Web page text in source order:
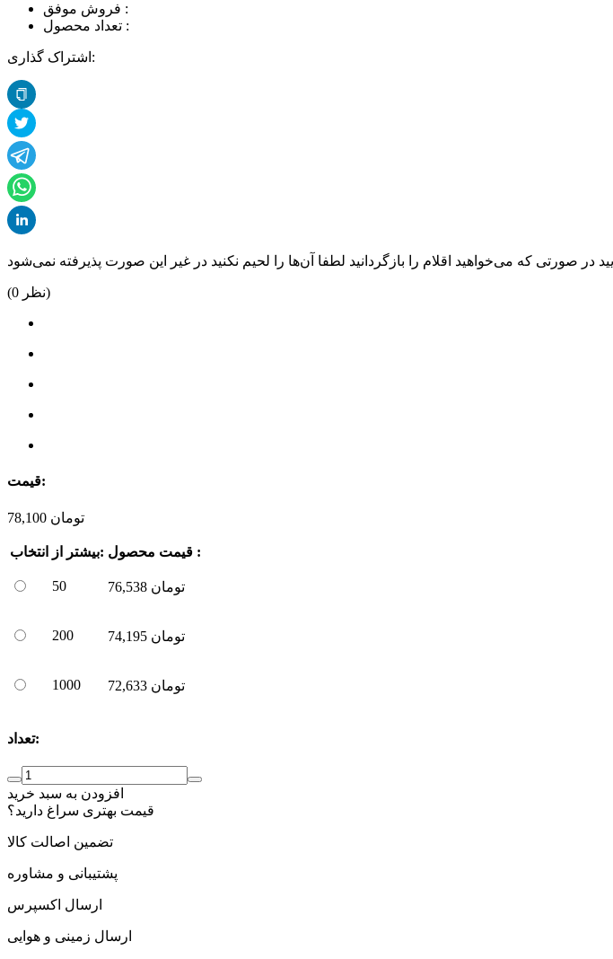
فروش موفق :
تعداد محصول :
اشتراک گذاری:
(0 نظر)
قیمت:
78,100 تومان
انتخاب بیشتر از: قیمت محصول :
50 76,538 تومان
200 74,195 تومان
1000 72,633 تومان
تعداد:
افزودن به سبد خرید
قیمت بهتری سراغ دارید؟
تضمین اصالت کالا
پشتیبانی و مشاوره
ارسال اکسپرس
ارسال زمینی و هوایی